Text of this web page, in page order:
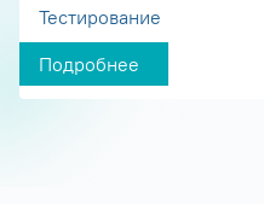
Тестирование
Подробнее